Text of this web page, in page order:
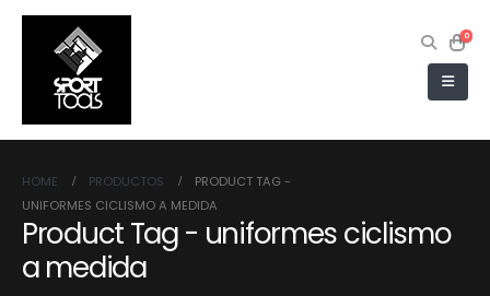
0
HOME PRODUCTOS
PRODUCT TAG -
UNIFORMES CICLISMO A MEDIDA
Product Tag - uniformes ciclismo
a medida